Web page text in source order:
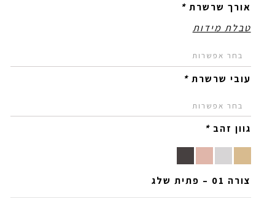
אורך שרשרת*
טבלת מידות
עובי שרשרת*
גוון זהב*
צורה 01 – פתית שלג